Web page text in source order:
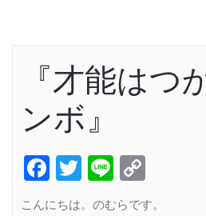
『才能はつ
ンボ』
Facebook
Twitter
Line
Link
こんにちは。のむらです。